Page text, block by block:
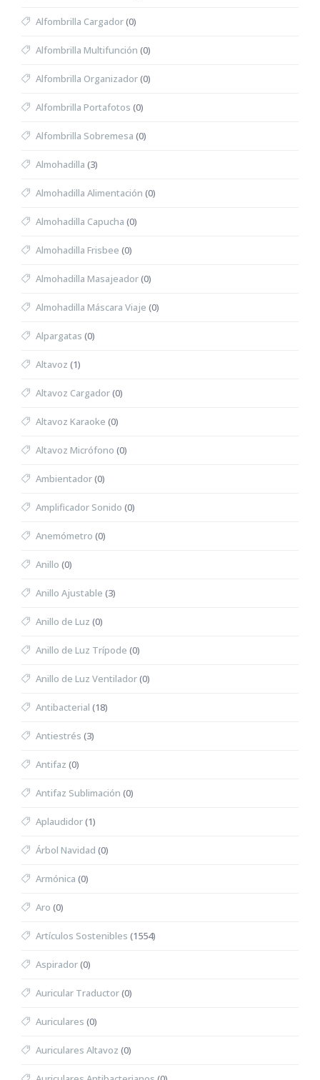
Alfombrilla Cargador(0)
Alfombrilla Multifunción (0)
Alfombrilla Organizador(0)
Alfombrilla Portafotos (0)
Alfombrilla Sobremesa (0)
Almohadilla (3)
Almohadilla Alimentación (0)
Almohadilla Capucha (0)
Almohadilla Frisbee (0)
Almohadilla Masajeador(0)
Almohadilla Máscara Viaje (0)
Alpargatas (0)
Altavoz (1)
Altavoz Cargador(0)
Altavoz Karaoke (0)
Altavoz Micrófono (0)
Ambientador(0)
Amplificador Sonido (0)
Anemómetro (0)
Anillo (0)
Anillo Ajustable (3)
Anillo de Luz (0)
Anillo de Luz Trípode (0)
Anillo de Luz Ventilador(0)
Antibacterial (18)
Antiestrés (3)
Antifaz (0)
Antifaz Sublimación (0)
Aplaudidor(1)
Árbol Navidad (0)
Armónica (0)
Aro (0)
Artículos Sostenibles (1554)
Aspirador(0)
Auricular Traductor(0)
Auriculares (0)
Auriculares Altavoz (0)